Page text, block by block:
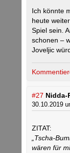
Ich könnte
heute
Spiel sein.
schonen –
Joveljic
#27 Nidda-
30.10.2019
ZITAT:
„Tscha-
wären für